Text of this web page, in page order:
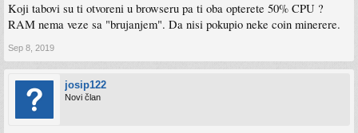
Koji tabovi su ti otvoreni u browseru pa ti oba opterete 50% CPU ?
RAM nema veze sa "brujanjem". Da nisi pokupio neke coin minerere.
Sep 8, 2019
josip122
Novi član